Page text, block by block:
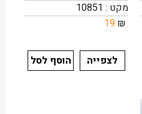
מקט : 10851
₪
19
לצפייה הוסף לסל